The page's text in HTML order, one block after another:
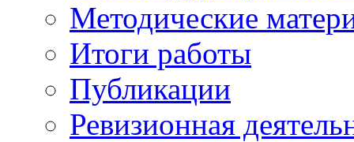
Методические
Итоги работы
Публикации
Ревизионная